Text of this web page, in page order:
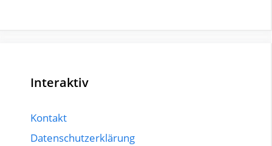
Interaktiv
Kontakt
Datenschutzerklärung